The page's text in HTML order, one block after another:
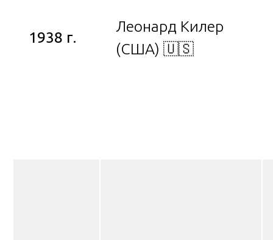
1938 г.
Леонард Килер
(США) 🇺🇸